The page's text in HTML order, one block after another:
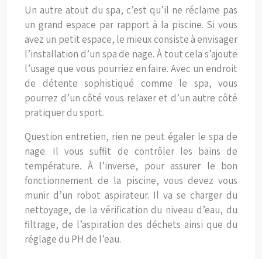
Un autre atout du spa, c’est qu’il ne réclame pas
un grand espace par rapport à la piscine. Si vous
avez un petit espace, le mieux consiste à envisager
l’installation d’un spa de nage. À tout cela s’ajoute
l’usage que vous pourriez en faire. Avec un endroit
de détente sophistiqué comme le spa, vous
pourrez d’un côté vous relaxer et d’un autre côté
pratiquer du sport.
Question entretien, rien ne peut égaler le spa de
nage. Il vous suffit de contrôler les bains de
température. À l’inverse, pour assurer le bon
fonctionnement de la piscine, vous devez vous
munir d’un robot aspirateur. Il va se charger du
nettoyage, de la vérification du niveau d’eau, du
filtrage, de l’aspiration des déchets ainsi que du
réglage du PH de l’eau.